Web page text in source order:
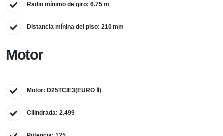
Radio mínimo de giro: 6.75 m
Distancia mínina del piso: 210 mm
Motor
Motor: D25TCIE3(EURO Ⅱ)
Cilindrada: 2.499
Potencia: 125